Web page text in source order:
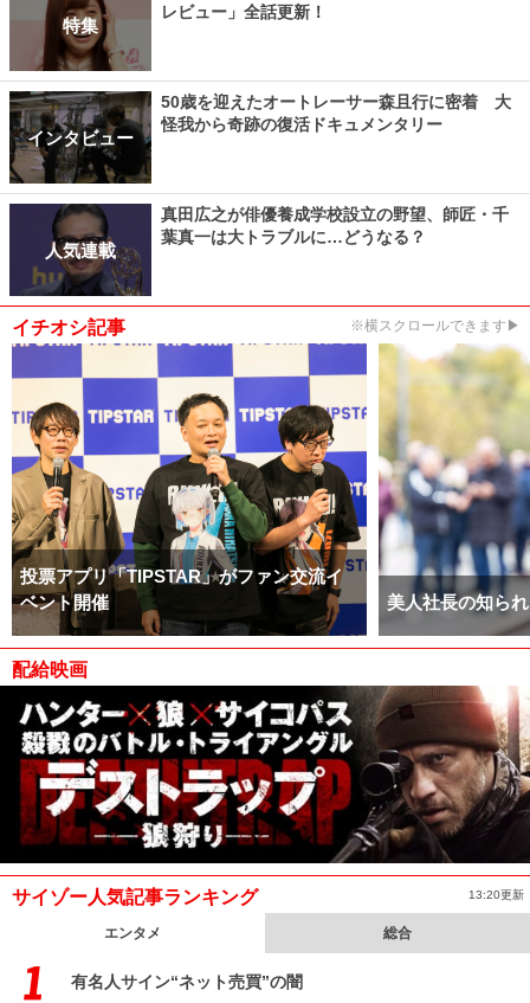
特集
レビュー」全話更新！
インタビュー
50歳を迎えたオートレーサー森且行に密着 大
怪我から奇跡の復活ドキュメンタリー
人気連載
真田広之が俳優養成学校設立の野望、師匠・千
葉真一は大トラブルに…どうなる？
イチオシ記事 ※横スクロールできます▶
投票アプリ「TIPSTAR」がファン交流イ
ベント開催
美人社長の知ら
配給映画
サイゾー人気記事ランキング 13:20更新
エンタメ 総合
有名人サイン“ネット売買”の闇